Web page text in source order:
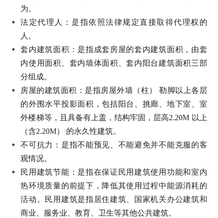
为。
法定代理人：是指依照法律规定直接取得代理权的
人。
套内建筑面积：是指成套房屋的套内建筑面积，由套
内使用面积、套内墙体面积、套内阳台建筑面积三部
分组成。
房屋的建筑面积：是指房屋外墙（柱） 勒脚以上各层
的外围水平投影面积，包括阳台、挑廊、地下室、室
外楼梯等，且具备有上盖，结构牢固，层高2.20M 以上
（含2.20M） 的永久性建筑。
不可抗力：是指不能预见、不能避免并不能克服的客
观情况。
民用建筑节能：是指在保证民用建筑使用功能和室内
热环境质量的前提下，降低其使用过程中能源消耗的
活动。民用建筑是指居住建筑、国家机关办公建筑和
商业、服务业、教育、卫生等其他公共建筑。